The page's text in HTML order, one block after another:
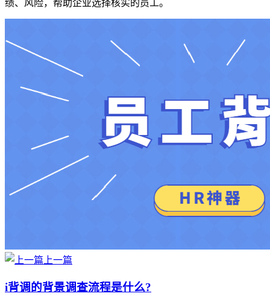
绩、风险，帮助企业选择核实的员工。
上一篇
i背调的背景调查流程是什么?